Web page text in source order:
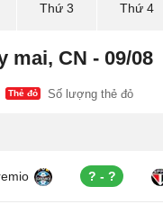
Thứ 3
Thứ 4
mai, CN - 09/08
Thẻ đỏ Số lượng thẻ đỏ
? - ?